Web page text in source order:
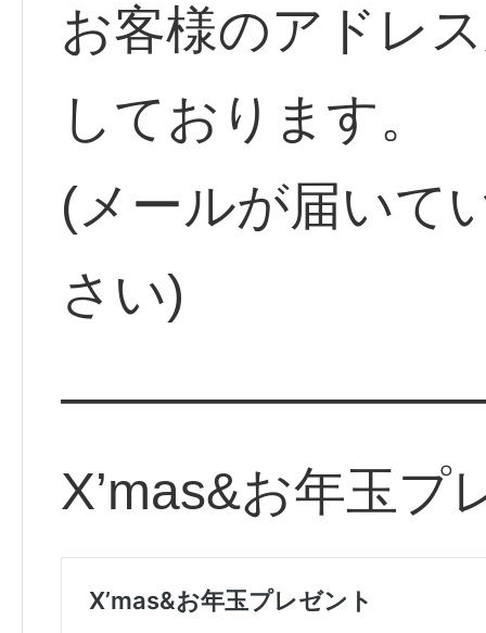
お客様のアドレ
しております。
(メールが届いて
さい)
X’mas&お年玉プ